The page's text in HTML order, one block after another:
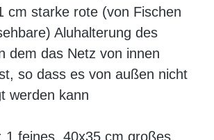
cm starke rote (von Fischen
Aluhalterung des
dem das Netz von innen
so dass es von außen nicht
werden kann
1 feines, 40x35 cm großes,